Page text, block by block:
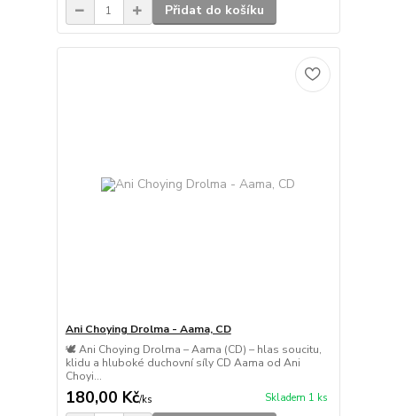
Přidat do košíku
Ani Choying Drolma - Aama, CD
🕊️ Ani Choying Drolma – Aama (CD) – hlas soucitu,
klidu a hluboké duchovní síly CD Aama od Ani
Choyi...
180,00 Kč/ks Skladem 1 ks